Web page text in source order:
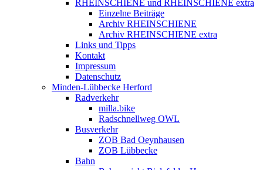
RHEINSCHIENE und RHEINSCHIENE extra
Einzelne Beiträge
Archiv RHEINSCHIENE
Archiv RHEINSCHIENE extra
Links und Tipps
Kontakt
Impressum
Datenschutz
Minden-Lübbecke Herford
Radverkehr
milla.bike
Radschnellweg OWL
Busverkehr
ZOB Bad Oeynhausen
ZOB Lübbecke
Bahn